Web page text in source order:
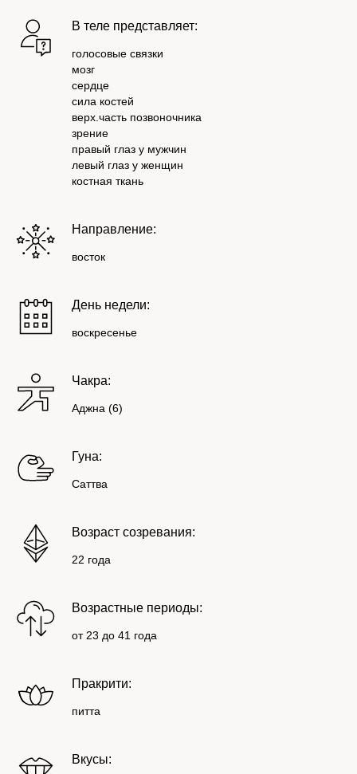
В теле представляет:
голосовые связки
мозг
сердце
сила костей
верх.часть позвоночника
зрение
правый глаз у мужчин
левый глаз у женщин
костная ткань
Направление:
восток
День недели:
воскресенье
Чакра:
Аджна (6)
Гуна:
Саттва
Возраст созревания:
22 года
Возрастные периоды:
от 23 до 41 года
Пракрити:
питта
Вкусы: